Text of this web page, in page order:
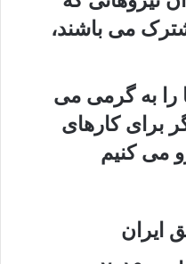
می باشند،
را به گرمی می
برای کارهای
می کنیم
ایران